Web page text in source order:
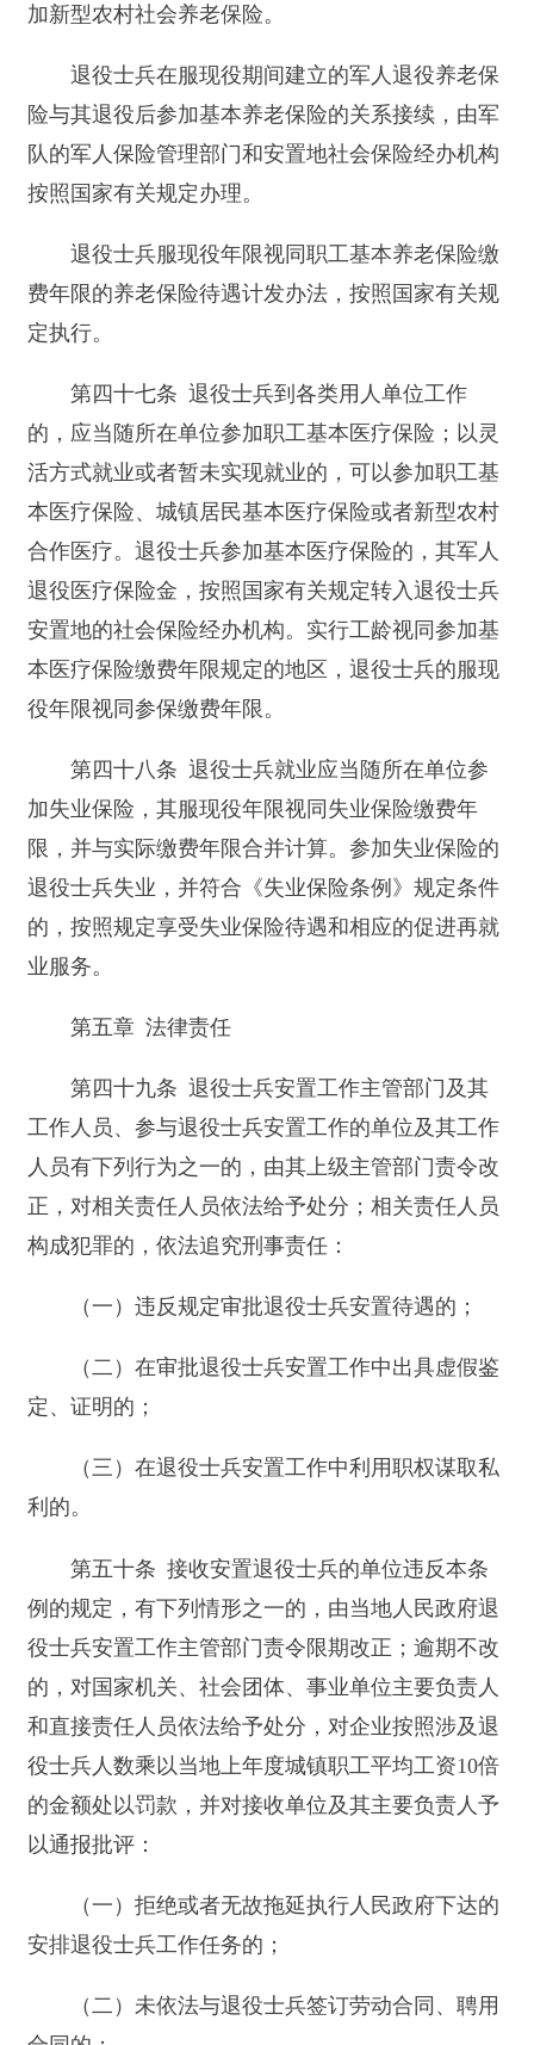
合同的；
（三）与残疾退役士兵解除劳动关系或者人事
关系的。
的，由安置地人民政府退役士兵安置工作主管部门
取消相关安置待遇。
第六章 附则
第五十二条 本条例适用于中国人民武装警察
部队。
第五十三条 本条例自2011年11月1日起施行。
1987年12月12日国务院发布的《退伍义务兵安
置条例》，1999年12月13日国务院、中央军委下发
同时废止。
本条例施行以前入伍、施行以后退出现役的士
国家有关退役士兵安置的规定执行。
分享:
主办：新疆阿合奇县人民政府办公室
展中心
政府网站标识码：6530230001
新公网安备：65302302000001号
地 址：阿合奇县南大街 邮 编：843500
法律声明
电话：0908-5623856
关于我们
网站地图
政务新媒体矩阵
5620663